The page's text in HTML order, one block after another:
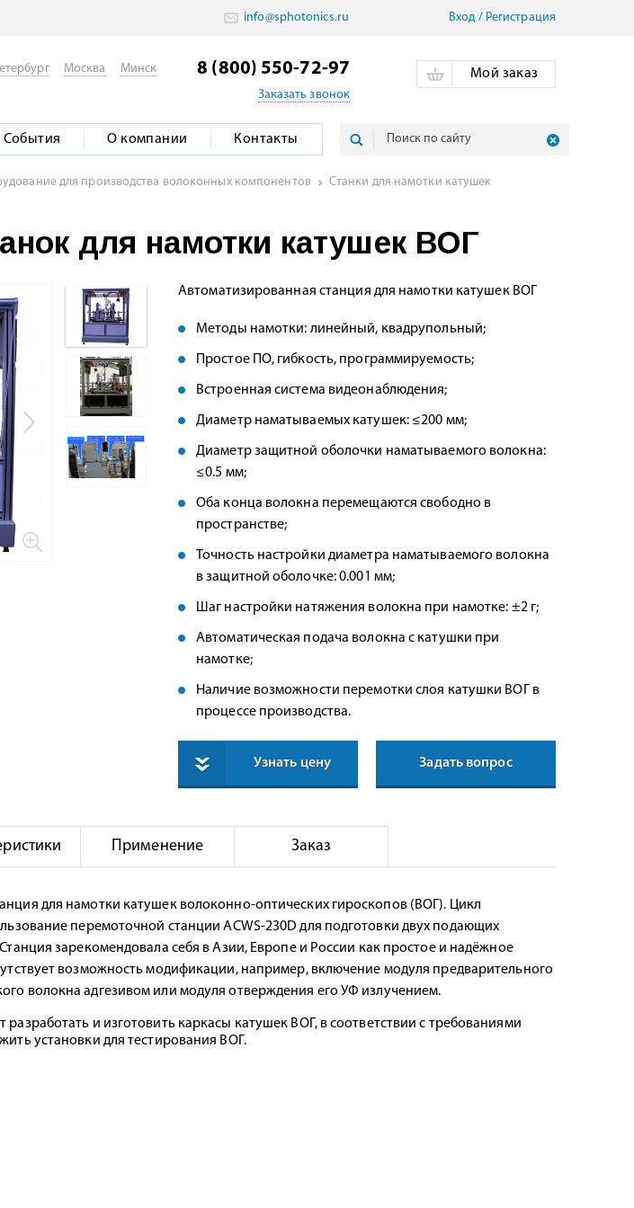
для производства волоконных компонентов
Станки для намотки катушек
для намотки катушек ВОГ
Автоматизированная станция для намотки катушек ВОГ
Методы намотки: линейный, квадрупольный;
Простое ПО, гибкость, программируемость;
Встроенная система видеонаблюдения;
Диаметр наматываемых катушек: ≤200 мм;
Диаметр защитной оболочки наматываемого волокна:
≤0.5 мм;
Оба конца волокна перемещаются свободно в
пространстве;
Точность настройки диаметра наматываемого волокна
в защитной оболочке: 0.001 мм;
Шаг настройки натяжения волокна при намотке: ±2 г;
Автоматическая подача волокна с катушки при
намотке;
Наличие возможности перемотки слоя катушки ВОГ в
процессе производства.
Узнать цену Задать вопрос
Применение Заказ
для намотки катушек волоконно-оптических гироскопов (ВОГ). Цикл
перемоточной станции ACWS-230D для подготовки двух подающих
зарекомендовала себя в Азии, Европе и России как простое и надёжное
возможность модификации, например, включение модуля предварительного
волокна адгезивом или модуля отверждения его УФ излучением.
и изготовить каркасы катушек ВОГ, в соответствии с требованиями
установки для тестирования ВОГ.
Вход / Pегистрация
info@sphotonics.ru
Мой заказ
Москва Минск 8 (800) 550-72-97
Заказать звонок
События О компании Контакты